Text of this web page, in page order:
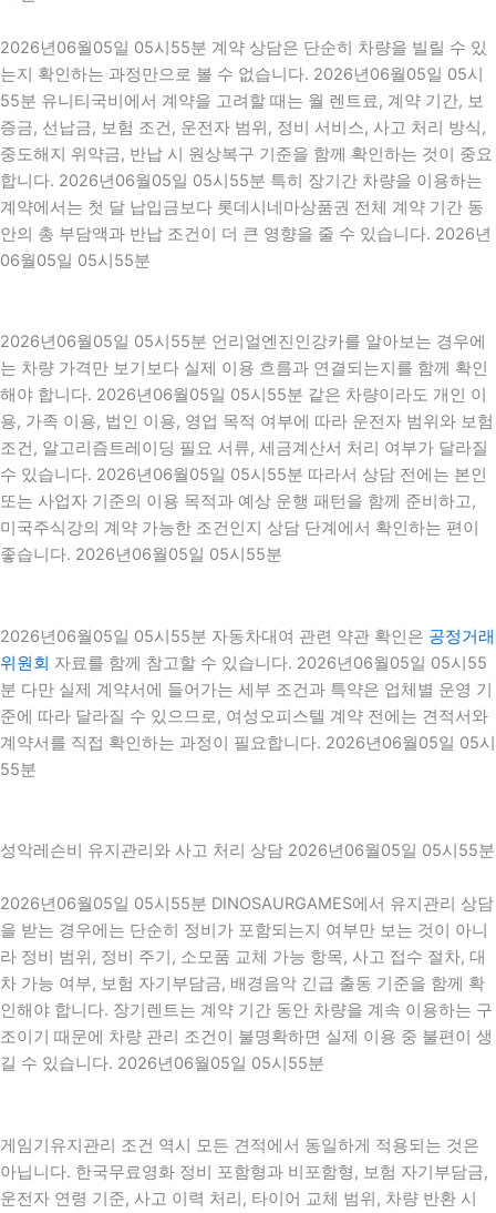
2026년06월05일 05시55분 계약 상담은 단순히 차량을 빌릴 수 있
는지 확인하는 과정만으로 볼 수 없습니다. 2026년06월05일 05시
55분 유니티국비에서 계약을 고려할 때는 월 렌트료, 계약 기간, 보
증금, 선납금, 보험 조건, 운전자 범위, 정비 서비스, 사고 처리 방식,
중도해지 위약금, 반납 시 원상복구 기준을 함께 확인하는 것이 중요
합니다. 2026년06월05일 05시55분 특히 장기간 차량을 이용하는
계약에서는 첫 달 납입금보다 롯데시네마상품권 전체 계약 기간 동
안의 총 부담액과 반납 조건이 더 큰 영향을 줄 수 있습니다. 2026년
06월05일 05시55분
2026년06월05일 05시55분 언리얼엔진인강카를 알아보는 경우에
는 차량 가격만 보기보다 실제 이용 흐름과 연결되는지를 함께 확인
해야 합니다. 2026년06월05일 05시55분 같은 차량이라도 개인 이
용, 가족 이용, 법인 이용, 영업 목적 여부에 따라 운전자 범위와 보험
조건, 알고리즘트레이딩 필요 서류, 세금계산서 처리 여부가 달라질
수 있습니다. 2026년06월05일 05시55분 따라서 상담 전에는 본인
또는 사업자 기준의 이용 목적과 예상 운행 패턴을 함께 준비하고,
미국주식강의 계약 가능한 조건인지 상담 단계에서 확인하는 편이
좋습니다. 2026년06월05일 05시55분
2026년06월05일 05시55분 자동차대여 관련 약관 확인은 공정거래
위원회 자료를 함께 참고할 수 있습니다. 2026년06월05일 05시55
분 다만 실제 계약서에 들어가는 세부 조건과 특약은 업체별 운영 기
준에 따라 달라질 수 있으므로, 여성오피스텔 계약 전에는 견적서와
계약서를 직접 확인하는 과정이 필요합니다. 2026년06월05일 05시
55분
성악레슨비 유지관리와 사고 처리 상담 2026년06월05일 05시55분
2026년06월05일 05시55분 DINOSAURGAMES에서 유지관리 상담
을 받는 경우에는 단순히 정비가 포함되는지 여부만 보는 것이 아니
라 정비 범위, 정비 주기, 소모품 교체 가능 항목, 사고 접수 절차, 대
차 가능 여부, 보험 자기부담금, 배경음악 긴급 출동 기준을 함께 확
인해야 합니다. 장기렌트는 계약 기간 동안 차량을 계속 이용하는 구
조이기 때문에 차량 관리 조건이 불명확하면 실제 이용 중 불편이 생
길 수 있습니다. 2026년06월05일 05시55분
게임기유지관리 조건 역시 모든 견적에서 동일하게 적용되는 것은
아닙니다. 한국무료영화 정비 포함형과 비포함형, 보험 자기부담금,
운전자 연령 기준, 사고 이력 처리, 타이어 교체 범위, 차량 반환 시